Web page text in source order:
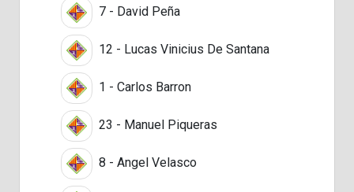
7 - David Peña
12 - Lucas Vinicius De Santana
1 - Carlos Barron
23 - Manuel Piqueras
8 - Angel Velasco